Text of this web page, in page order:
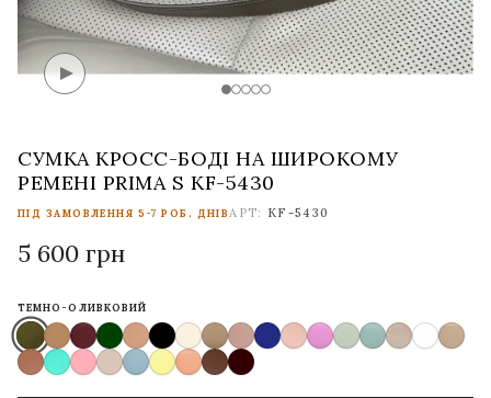
СУМКА КРОСС-БОДІ НА ШИРОКОМУ
РЕМЕНІ PRIMA S KF-5430
ПІД ЗАМОВЛЕННЯ 5-7 РОБ. ДНІВ АРТ: KF-5430
5 600 грн
ТЕМНО-ОЛИВКОВИЙ